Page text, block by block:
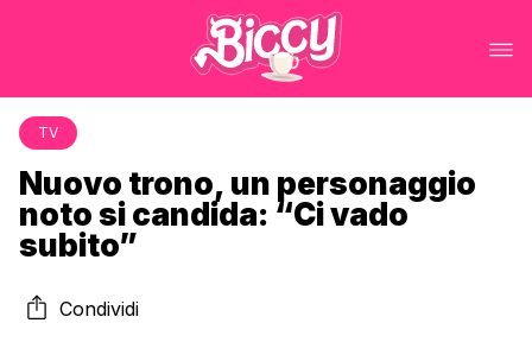
TV
Nuovo trono, un personaggio
noto si candida: “Ci vado
subito”
Condividi